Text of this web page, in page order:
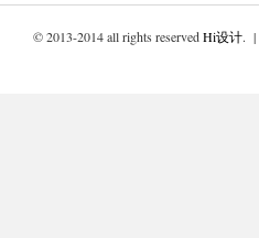
© 2013-2014 all rights reservedHi设计. |